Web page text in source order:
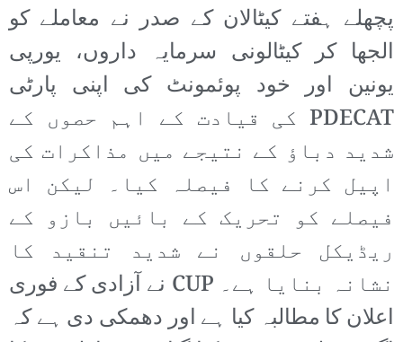
پچھلے ہفتے کیٹالان کے صدر نے معاملے کو
الجھا کر کیٹالونی سرمایہ داروں، یورپی
یونین اور خود پوئمونٹ کی اپنی پارٹی
PDECAT کی قیادت کے اہم حصوں کے
شدید دباؤ کے نتیجے میں مذاکرات کی
اپیل کرنے کا فیصلہ کیا۔ لیکن اس
فیصلے کو تحریک کے بائیں بازو کے
ریڈیکل حلقوں نے شدید تنقید کا
نشانہ بنایا ہے۔ CUP نے آزادی کے فوری
اعلان کا مطالبہ کیا ہے اور دھمکی دی ہے کہ